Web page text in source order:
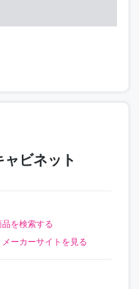
ビネット
を検索する
メーカーサイトを見る